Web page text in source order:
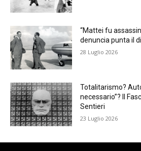
“Mattei fu
denuncia punta il
28 Luglio 2026
Totalitarismo?
necessario”? Il
Sentieri
23 Luglio 2026